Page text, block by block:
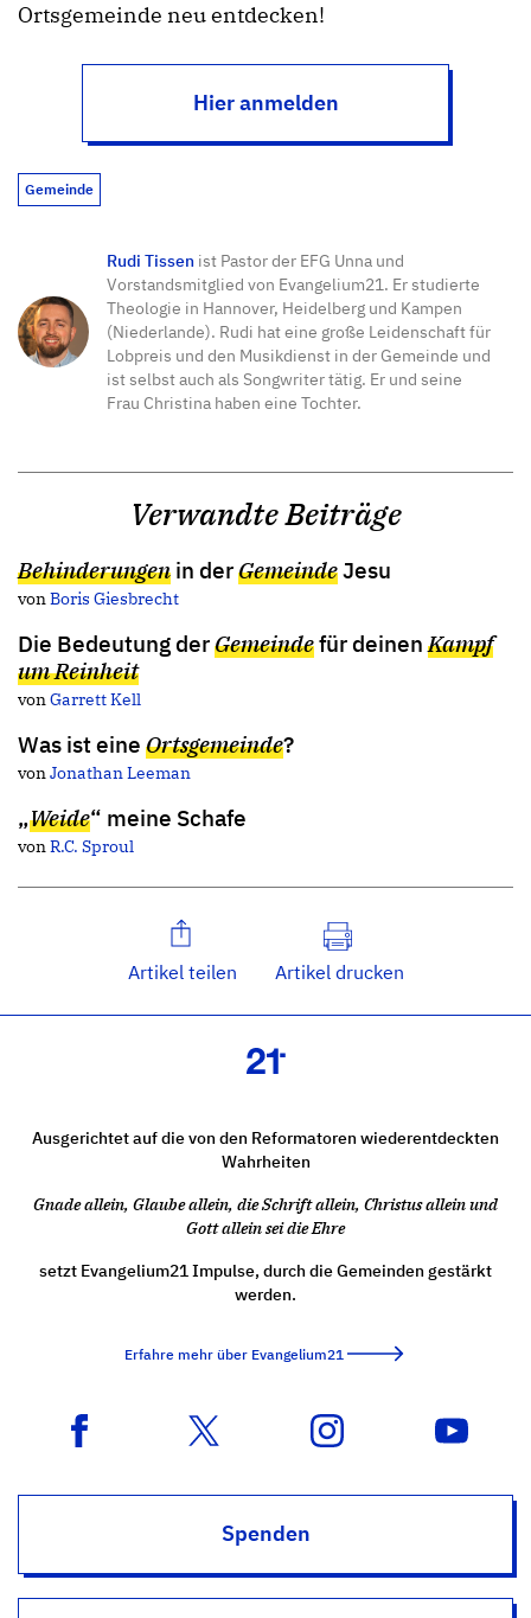
Ortsgemeinde neu entdecken!
Hier anmelden
Gemeinde
Rudi Tissen ist Pastor der EFG Unna und
Vorstandsmitglied von Evangelium21. Er studierte
Theologie in Hannover, Heidelberg und Kampen
(Niederlande). Rudi hat eine große Leidenschaft für
Lobpreis und den Musikdienst in der Gemeinde und
ist selbst auch als Songwriter tätig. Er und seine
Frau Christina haben eine Tochter.
Verwandte Beiträge
Behinderungen in derGemeindeJesu
vonBoris Giesbrecht
Die Bedeutung derGemeindefür deinenKampf
um Reinheit
vonGarrett Kell
Was ist eine Ortsgemeinde?
vonJonathan Leeman
„Weide“ meine Schafe
vonR.C. Sproul
Artikel teilen Artikel drucken
Ausgerichtet auf die von den Reformatoren wiederentdeckten
Wahrheiten
Gnade allein, Glaube allein, die Schrift allein, Christus allein und
Gott allein sei die Ehre
setzt Evangelium21 Impulse, durch die Gemeinden gestärkt
werden.
Erfahre mehr über Evangelium21
Spenden